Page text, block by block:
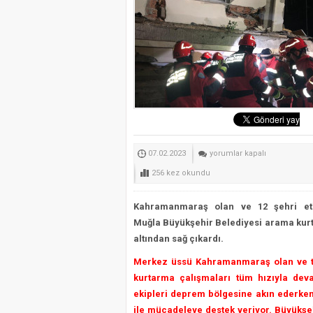
Selahattin Sapmaz’ın
Bodrum’da STK’lar el
Kötekli’de Yol Kazısında
Seydikemer’de Yangın
07.02.2023
Büyükşehir
Ekipleri
Enkazın
Altından
Bir
yorumlar kapalı
256 kez okundu
Kahramanmaraş olan ve 12 şehri
Muğla Büyükşehir Belediyesi arama
altından sağ çıkardı.
Merkez üssü Kahramanmaraş olan ve
kurtarma çalışmaları tüm hızıyla
ekipleri deprem bölgesine akın
ile mücadeleye destek veriyor.